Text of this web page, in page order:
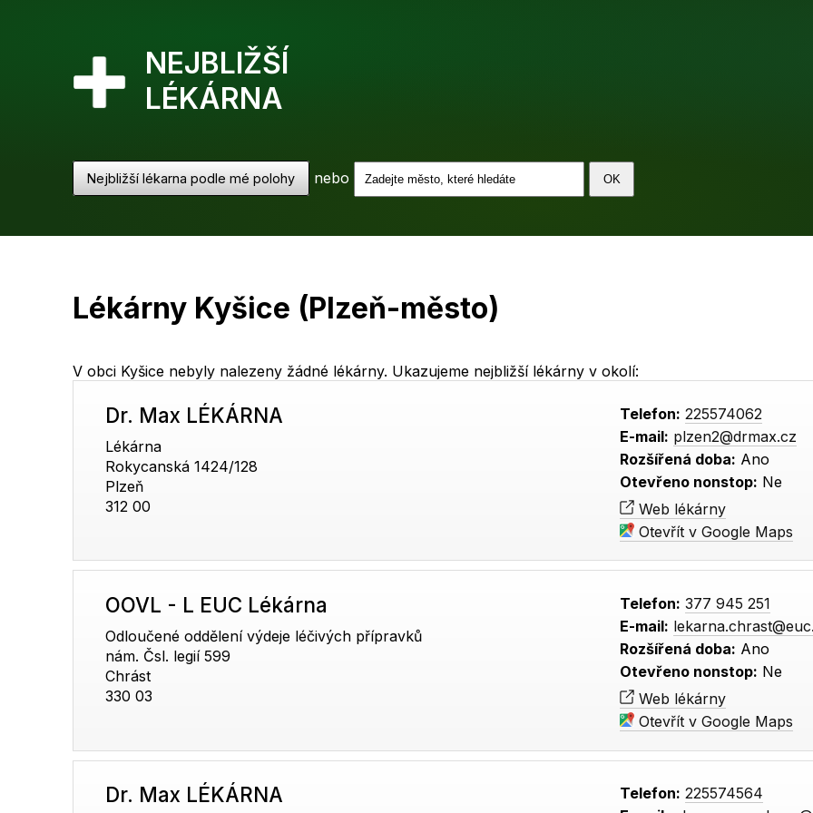
NEJBLIŽŠÍ
LÉKÁRNA
Nejbližší lékarna podle mé polohy nebo
Lékárny Kyšice (Plzeň-město)
V obci Kyšice nebyly nalezeny žádné lékárny. Ukazujeme nejbližší lékárny v okolí:
Dr. Max LÉKÁRNA
Lékárna
Rokycanská 1424/128
Plzeň
312 00
Telefon: 225574062
E-mail: plzen2@drmax.cz
Rozšířená doba: Ano
Otevřeno nonstop: Ne
Web lékárny
Otevřít v Google Maps
OOVL - L EUC Lékárna
Odloučené oddělení výdeje léčivých přípravků
nám. Čsl. legií 599
Chrást
330 03
Telefon: 377 945 251
E-mail:
Rozšířená doba: Ano
Otevřeno nonstop: Ne
Web lékárny
Otevřít v Google Maps
Dr. Max LÉKÁRNA Telefon: 225574564